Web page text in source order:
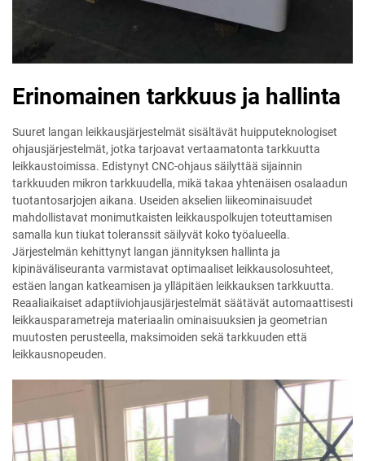
Erinomainen tarkkuus ja hallinta
Suuret langan leikkausjärjestelmät sisältävät huipputeknologiset
ohjausjärjestelmät, jotka tarjoavat vertaamatonta tarkkuutta
leikkaustoimissa. Edistynyt CNC-ohjaus säilyttää sijainnin
tarkkuuden mikron tarkkuudella, mikä takaa yhtenäisen osalaadun
tuotantosarjojen aikana. Useiden akselien liikeominaisuudet
mahdollistavat monimutkaisten leikkauspolkujen toteuttamisen
samalla kun tiukat toleranssit säilyvät koko työalueella.
Järjestelmän kehittynyt langan jännityksen hallinta ja
kipinäväliseuranta varmistavat optimaaliset leikkausolosuhteet,
estäen langan katkeamisen ja ylläpitäen leikkauksen tarkkuutta.
Reaaliaikaiset adaptiiviohjausjärjestelmät säätävät automaattisesti
leikkausparametreja materiaalin ominaisuuksien ja geometrian
muutosten perusteella, maksimoiden sekä tarkkuuden että
leikkausnopeuden.